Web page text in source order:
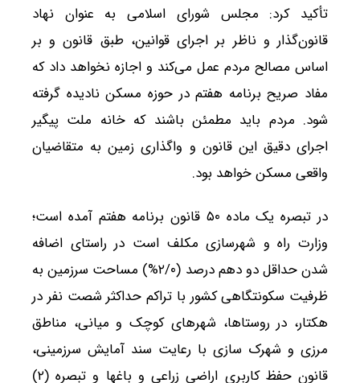
تأکید کرد: مجلس شورای اسلامی به عنوان نهاد
قانون‌گذار و ناظر بر اجرای قوانین، طبق قانون و بر
اساس مصالح مردم عمل می‌کند و اجازه نخواهد داد که
مفاد صریح برنامه هفتم در حوزه مسکن نادیده گرفته
شود. مردم باید مطمئن باشند که خانه ملت پیگیر
اجرای دقیق این قانون و واگذاری زمین به متقاضیان
واقعی مسکن خواهد بود.
در تبصره یک ماده ۵۰ قانون برنامه هفتم آمده است؛
وزارت راه و شهرسازی مکلف است در راستای اضافه
شدن حداقل دو دهم درصد (۲/۰%) مساحت سرزمین به
ظرفیت سکونتگاهی کشور با تراکم حداکثر شصت نفر در
هکتار، در روستاها، شهرهای کوچک و میانی، مناطق
مرزی و شهرک سازی با رعایت سند آمایش سرزمینی،
قانون حفظ کاربری اراضی زراعی و باغها و تبصره (۲)